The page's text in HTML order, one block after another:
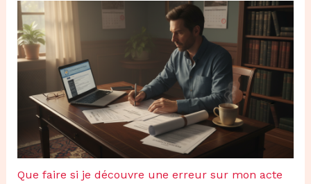
Que faire si je découvre une erreur sur mon acte